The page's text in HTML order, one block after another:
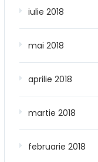
iulie 2018
mai 2018
aprilie 2018
martie 2018
februarie 2018